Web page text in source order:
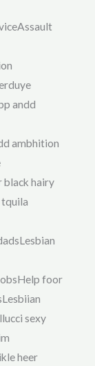
andd
ambhition
black hairy
foor
sexy
heer